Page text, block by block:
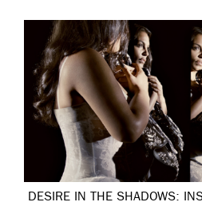
DESIRE IN THE SHADOWS: